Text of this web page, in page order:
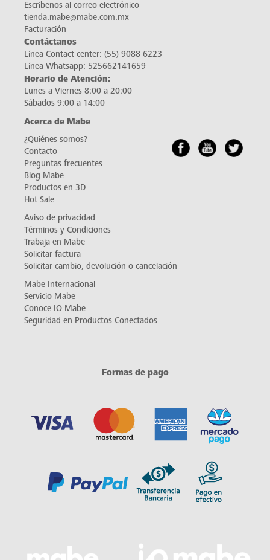
Escríbenos al correo electrónico
tienda.mabe@mabe.com.mx
Facturación
Contáctanos
Línea Contact center: (55) 9088 6223
Línea Whatsapp: 525662141659
Horario de Atención:
Lunes a Viernes 8:00 a 20:00
Sábados 9:00 a 14:00
Acerca de Mabe
¿Quiénes somos?
Contacto
Preguntas frecuentes
Blog Mabe
Productos en 3D
Hot Sale
Aviso de privacidad
Términos y Condiciones
Trabaja en Mabe
Solicitar factura
Solicitar cambio, devolución o cancelación
Mabe Internacional
Servicio Mabe
Conoce IO Mabe
Seguridad en Productos Conectados
Formas de pago